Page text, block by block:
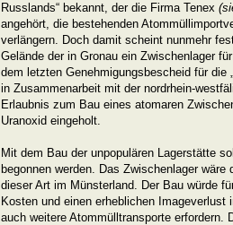
Russlands“ bekannt, der die Firma Tenex
angehört, die bestehenden
verlängern. Doch damit scheint nunmehr
Gelände der in Gronau ein Zwischenlager
dem letzten Genehmigungsbescheid für die
in Zusammenarbeit mit der nordrhein-
Erlaubnis zum Bau eines atomaren
Uranoxid eingeholt.
Mit dem Bau der unpopulären Lagerstätte
begonnen werden. Das Zwischenlager wäre
dieser Art im Münsterland. Der Bau würde
Kosten und einen erheblichen Imageverlust
auch weitere Atommülltransporte erfordern.